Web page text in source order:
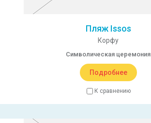
Пляж Issos
Корфу
Символическая церемония
Подробнее
К сравнению